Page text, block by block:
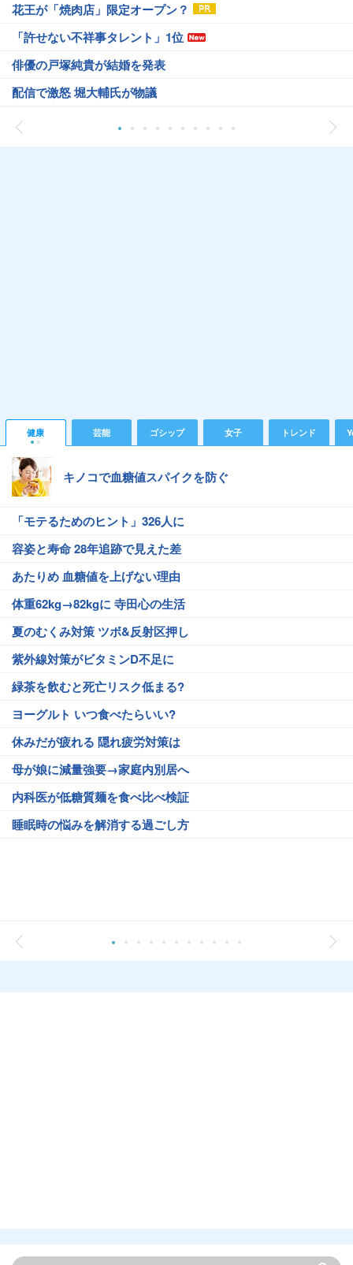
花王が「焼肉店」限定オープン？
「許せない不祥事タレント」1位
俳優の戸塚純貴が結婚を発表
配信で激怒 堀大輔氏が物議
健康 芸能 ゴシップ 女子 トレンド
キノコで血糖値スパイクを防ぐ
「モテるためのヒント」326人に
容姿と寿命 28年追跡で見えた差
あたりめ 血糖値を上げない理由
体重62kg→82kgに 寺田心の生活
夏のむくみ対策 ツボ&反射区押し
紫外線対策がビタミンD不足に
緑茶を飲むと死亡リスク低まる?
ヨーグルト いつ食べたらいい?
休みだが疲れる 隠れ疲労対策は
母が娘に減量強要→家庭内別居へ
内科医が低糖質麺を食べ比べ検証
睡眠時の悩みを解消する過ごし方